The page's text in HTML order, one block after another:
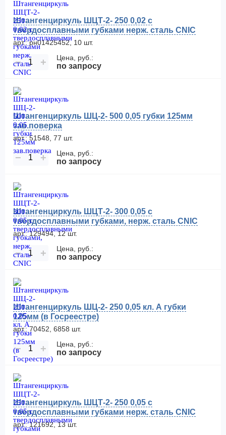
Штангенциркуль ШЦТ-2- 250 0,02 с
твердосплавными губками нерж. сталь CNIC
арт.: рн01425452, 10 шт.
− + Цена, руб.:
по запросу
Штангенциркуль ШЦ-2- 500 0,05 губки 125мм
зав.поверка
арт.: 51548, 77 шт.
− + Цена, руб.:
по запросу
Штангенциркуль ШЦТ-2- 300 0,05 с
твердосплавными губками, нерж. сталь CNIC
арт.: 129494, 12 шт.
− + Цена, руб.:
по запросу
Штангенциркуль ШЦ-2- 250 0,05 кл. А губки
125мм (в Госреестре)
арт.: 70452, 6858 шт.
− + Цена, руб.:
по запросу
Штангенциркуль ШЦТ-2- 250 0,05 с
твердосплавными губками нерж. сталь CNIC
арт.: 121692, 13 шт.